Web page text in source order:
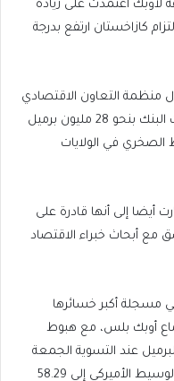
لأوبك اعتمدت على زيادة
كازاخستان ارتفع بدرجة
منظمة التعاون الاقتصادي
والتنمية في أبريل/نيسان أقل من توقعات البنك بنحو 28 مليون برميل
الصخري في الولايات
أيضا إلى أنها قادرة على
أبحاث خبراء الاقتصاد
الماضي مسجلة أكبر خسائرها
أوبك بلس، مع هبوط
برنت إلى 61.29 دولارا للبرميل عند التسوية الجمعة
وتراجع العقود الآجلة لخام غرب تكساس الوسيط الأميركي إلى 58.29